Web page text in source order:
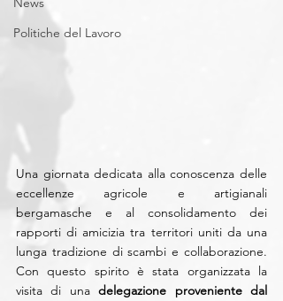
Politiche del Lavoro
Una giornata dedicata alla conoscenza delle
eccellenze agricole e artigianali
bergamasche e al consolidamento dei
rapporti di amicizia tra territori uniti da una
lunga tradizione di scambi e collaborazione.
Con questo spirito è stata organizzata la
visita di una delegazione proveniente dal